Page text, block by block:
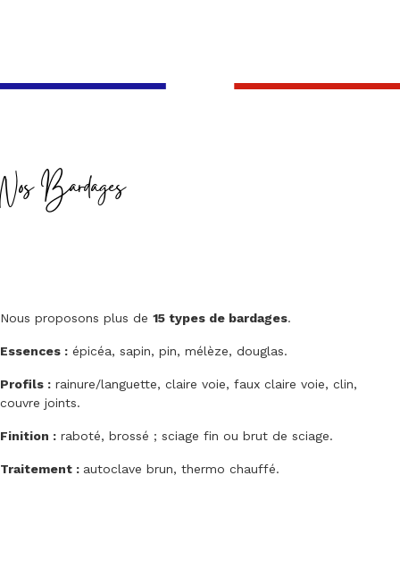
Nos Bardages
Nous proposons plus de 15 types de bardages.
Essences : épicéa, sapin, pin, mélèze, douglas.
Profils : rainure/languette, claire voie, faux claire voie, clin,
couvre joints.
Finition : raboté, brossé ; sciage fin ou brut de sciage.
Traitement : autoclave brun, thermo chauffé.